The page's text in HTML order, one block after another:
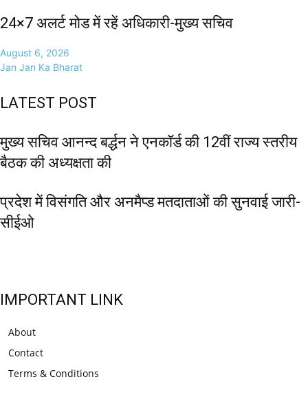
24×7 अलर्ट मोड में रहें अधिकारी-मुख्य सचिव
August 6, 2026
Jan Jan Ka Bharat
LATEST POST
मुख्य सचिव आनन्द बर्द्धन ने एनकॉर्ड की 12वीं राज्य स्तरीय
बैठक की अध्यक्षता की
प्रदेश में विसंगति और अनमैप्ड मतदाताओं की सुनवाई जारी-
सीईओ
IMPORTANT LINK
About
Contact
Terms & Conditions